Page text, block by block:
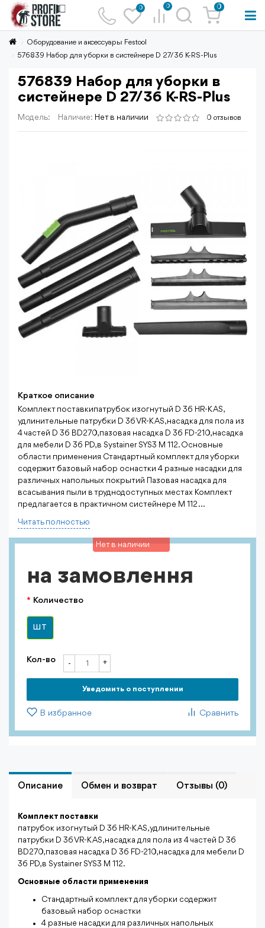
0 0 0
Оборудование и аксессуары Festool
576839 Набор для уборки в систейнере D 27/36 K-RS-Plus
576839 Набор для уборки в
систейнере D 27/36 K-RS-Plus
Модель: Наличие: Нет в наличии 0 отзывов
Краткое описание
Комплект поставкипатрубок изогнутый D 36 HR-K AS,
удлинительные патрубки D 36 VR-K AS, насадка для пола из
4 частей D 36 BD270, пазовая насадка D 36 FD-210, насадка
для мебели D 36 PD, в Systainer SYS3 M 112. Основные
области применения Стандартный комплект для уборки
содержит базовый набор оснастки 4 разные насадки для
различных напольных покрытий Пазовая насадка для
всасывания пыли в труднодоступных местах Комплект
предлагается в практичном систейнере M 112 ...
Читать полностью
Нет в наличии
на замовлення
Количество
ШТ
Кол-во +
-
Уведомить о поступлении
Сравнить
В избранное
Описание Обмен и возврат Отзывы (0)
Комплект поставки
патрубок изогнутый D 36 HR-K AS, удлинительные
патрубки D 36 VR-K AS, насадка для пола из 4 частей D 36
BD270, пазовая насадка D 36 FD-210, насадка для мебели D
36 PD, в Systainer SYS3 M 112.
Основные области применения
Стандартный комплект для уборки содержит
базовый набор оснастки
4 разные насадки для различных напольных